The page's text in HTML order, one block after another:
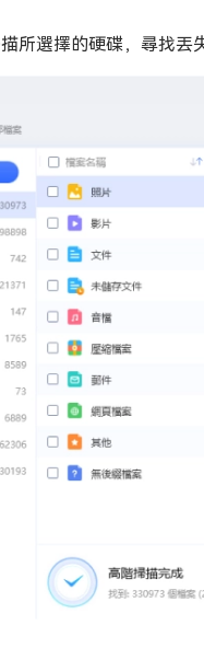
所選擇的硬碟，尋找丟